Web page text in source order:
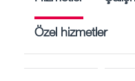
Özel hizmetler